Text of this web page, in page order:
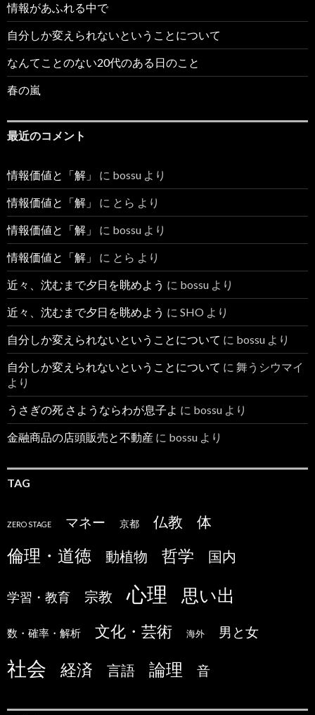
情報があふれる中で
自分しか変えられないということについて
なんてことのない20代のある日のこと
春の嵐
最近のコメント
情報価値と「解」 に bossu より
情報価値と「解」 に とら より
情報価値と「解」 に bossu より
情報価値と「解」 に とら より
近々、沈むまで夕日を眺めよう に bossu より
近々、沈むまで夕日を眺めよう に SHO より
自分しか変えられないということについて に bossu より
自分しか変えられないということについて に 舞うシウマイ
より
うさぎの死 さようならわが息子よ に bossu より
金融商品の店頭販売と不動産 に bossu より
TAG
ZERO STAGE マネー 京都 仏教 体
倫理・道徳 動植物 哲学 国内
学習・教育 宗教 心理 思い出
数・確率・解析 文化・芸術 海外 男と女
社会 経済 言語 論理 音